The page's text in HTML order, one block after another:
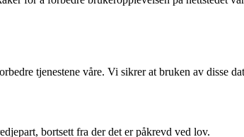
tjenestene våre. Vi sikrer at bruken av disse
bortsett fra der det er påkrevd ved lov.